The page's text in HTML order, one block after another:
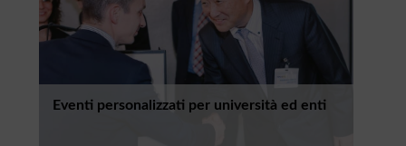
Eventi personalizzati per università ed enti